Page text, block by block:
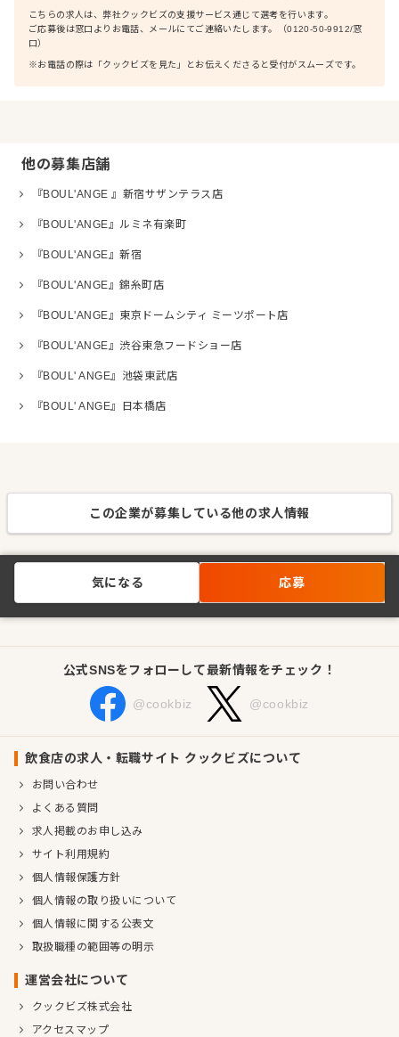
こちらの求人は、弊社クックビズの支援サービス通じて選考を行います。
ご応募後は窓口よりお電話、メールにてご連絡いたします。（0120-50-9912/窓
口）
※お電話の際は「クックビズを見た」とお伝えくださると受付がスムーズです。
他の募集店舗
『BOUL'ANGE 』新宿サザンテラス店
『BOUL'ANGE』ルミネ有楽町
『BOUL'ANGE』新宿
『BOUL'ANGE』錦糸町店
『BOUL'ANGE』東京ドームシティ ミーツポート店
『BOUL'ANGE』渋谷東急フードショー店
『BOUL' ANGE』池袋東武店
『BOUL' ANGE』日本橋店
この企業が募集している他の求人情報
気になる 応募
公式SNSをフォローして最新情報をチェック！
@cookbiz @cookbiz
飲食店の求人・転職サイト クックビズについて
お問い合わせ
よくある質問
求人掲載のお申し込み
サイト利用規約
個人情報保護方針
個人情報の取り扱いについて
個人情報に関する公表文
取扱職種の範囲等の明示
運営会社について
クックビズ株式会社
アクセスマップ